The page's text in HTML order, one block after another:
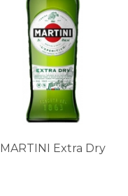
MARTINI Extra Dry